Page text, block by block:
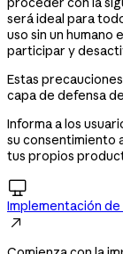
será ideal para
uso sin un humano
participar y
Estas
capa de defensa
Informa a los
su consentimiento
tus propios

Implementación
